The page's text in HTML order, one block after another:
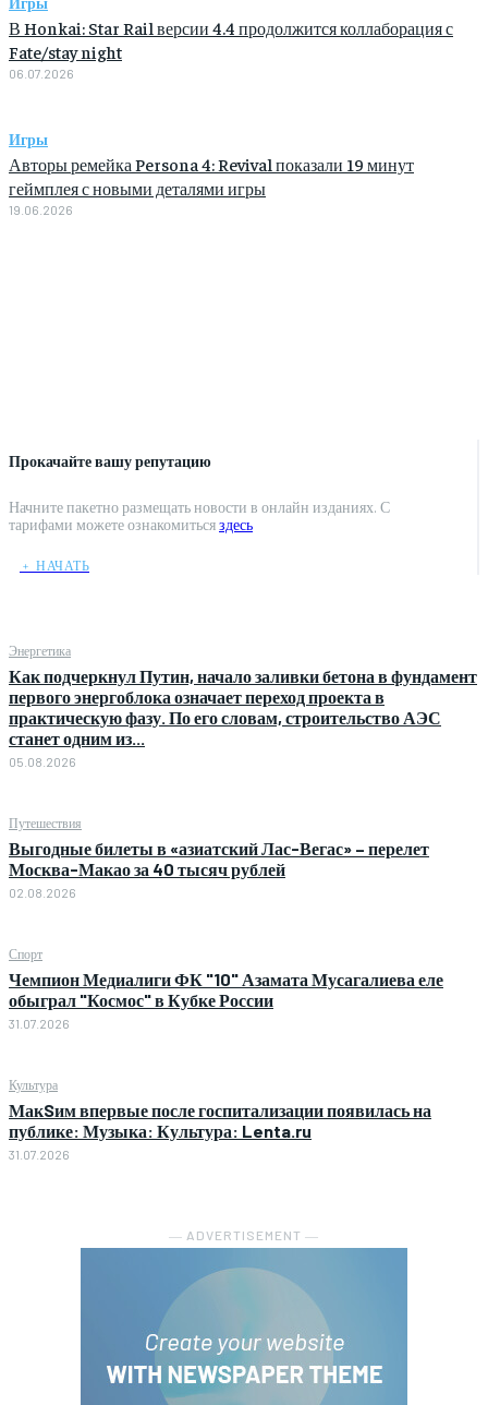
Прокачайте вашу репутацию
Начните пакетно размещать новости в онлайн изданиях. С
тарифами можете ознакомитьсяздесь
﹢ НАЧАТЬ
Энергетика
Как подчеркнул Путин, начало заливки бетона в фундамент
первого энергоблока означает переход проекта в
практическую фазу. По его словам, строительство АЭС
станет одним из...
05.08.2026
Путешествия
Выгодные билеты в «азиатский Лас-Вегас» – перелет
Москва-Макао за 40 тысяч рублей
02.08.2026
Спорт
Чемпион Медиалиги ФК "10" Азамата Мусагалиева еле
обыграл "Космос" в Кубке России
31.07.2026
Культура
МакSим впервые после госпитализации появилась на
публике: Музыка: Культура: Lenta.ru
31.07.2026
― ADVERTISEMENT ―
В Honkai: Star Rail версии 4.4 продолжится коллаборация с
Fate/stay night
06.07.2026
Игры
Авторы ремейка Persona 4: Revival показали 19 минут
геймплея с новыми деталями игры
19.06.2026